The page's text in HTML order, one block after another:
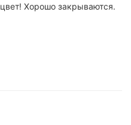
Хорошо закрываются.